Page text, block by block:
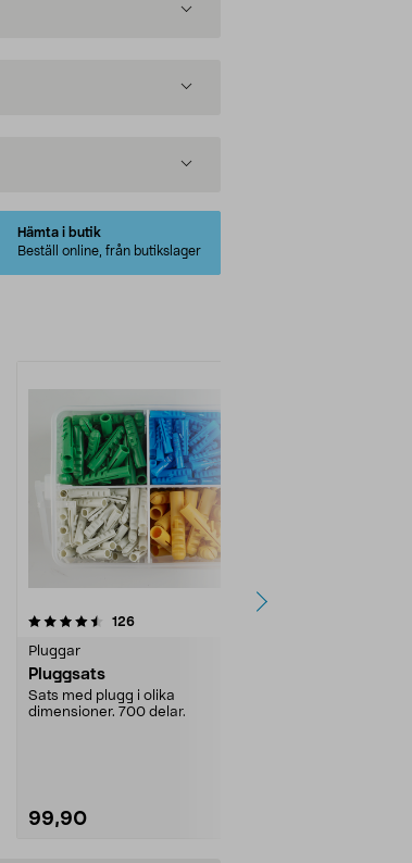
Hämta i butik
Beställ online, från butikslager
126recensioner
Pluggar
Pluggsats
Sats med plugg i olika
dimensioner. 700 delar.
99,90
4.5 av 5 stjärnor